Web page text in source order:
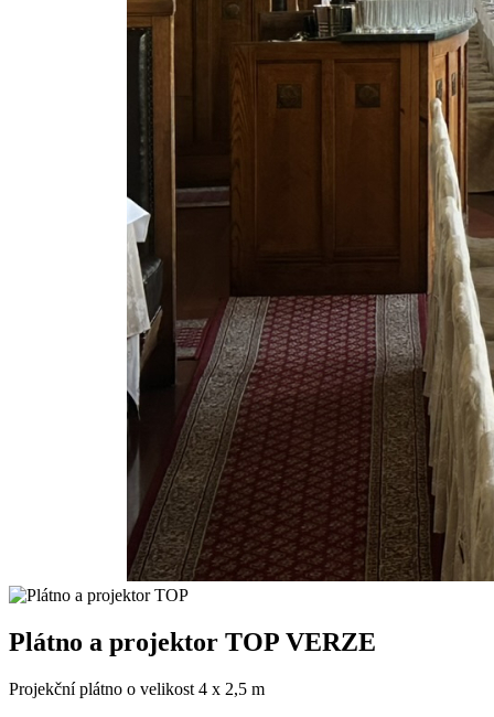
Plátno a projektor TOP VERZE
Projekční plátno o velikost 4 x 2,5 m